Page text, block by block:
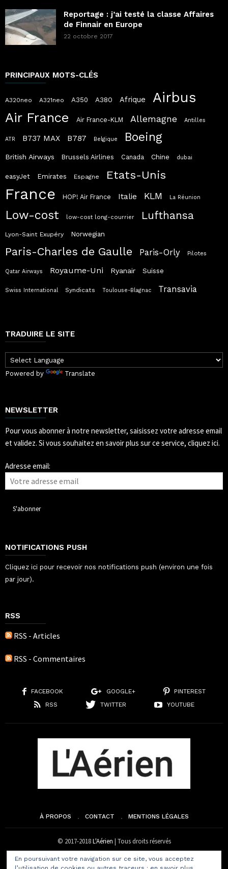
Reportage : j’ai testé la classe Affaires
de Finnair en Europe
22 octobre 2017
PRINCIPAUX MOTS-CLÉS
A320neo A321neo A350 A380 Afrique Airbus
Air France Air France-KLM Allemagne Antilles
ATR B737 MAX B787 Belgique Boeing
British Airways Brussels Airlines Canada Chine dubai
easyJet Emirates Espagne Etats-Unis
France HOP! Air France Italie KLM La Réunion
Low-cost low-cost long-courrier Lufthansa
Lyon-Saint Exupéry Norwegian
Paris-Charles de Gaulle Paris-Orly Pilotes
Qatar Airways Royaume-Uni Ryanair Suisse
Swiss International Syndicats Toulouse-Blagnac Transavia
TRADUIRE LE SITE
Powered by Translate
NEWSLETTER
Pour vous abonner à notre newsletter, saisissez votre adresse email
et validez. Si vous souhaitez en savoir plus sur ce service, cliquez ici.
Adresse email:
NOTIFICATIONS PUSH
Cliquez ici pour recevoir nos notifications push (environ une fois
par jour).
RSS
RSS - Articles
RSS - Commentaires
FACEBOOK GOOGLE+
PINTEREST
RSS
TWITTER YOUTUBE
À PROPOS CONTACT MENTIONS LÉGALES
© 2017-2018L'Aérien | Tous droits réservés
En poursuivant votre navigation sur ce site, vous acceptez